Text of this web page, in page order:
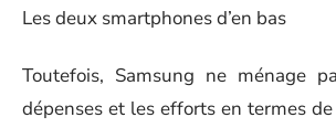
Les deux smartphones d’en bas
Toutefois, Samsung ne ménage
dépenses et les efforts en termes